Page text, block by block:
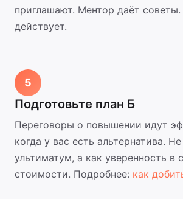
приглашают. Ментор даёт
действует.
5
Подготовьте план Б
Переговоры о повышении идут
когда у вас есть альтернатива.
ультиматум, а как уверенность в
стоимости. Подробнее: как